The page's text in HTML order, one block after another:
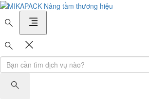
MIKAPACK Nâng tầm thương hiệu